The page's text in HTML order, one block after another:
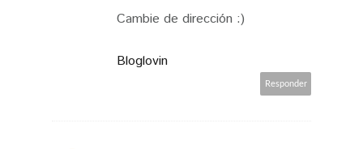
Cambie de dirección :)
Bloglovin
Responder